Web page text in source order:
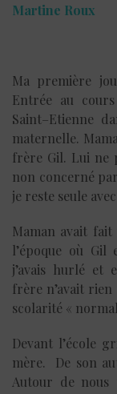
Martine Roux
Ma première
Entrée au
Saint–Etienne
maternelle.
frère Gil. Lui ne
non concerné
je reste seule
Maman avait
l’époque où
j’avais hurlé et
frère n’avait
scolarité «
Devant l’école
mère. De son
Autour de nous